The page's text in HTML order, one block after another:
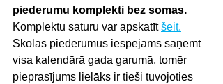
piederumu komplekti bez somas.
Komplektu saturu var apskatīt šeit.
Skolas piederumus iespējams saņemt
visa kalendārā gada garumā, tomēr
pieprasījums lielāks ir tieši tuvojoties